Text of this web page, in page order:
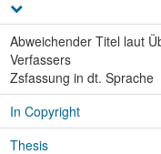
Abweichender Titel laut
Verfassers
Zsfassung in dt. Sprache
In Copyright
Thesis